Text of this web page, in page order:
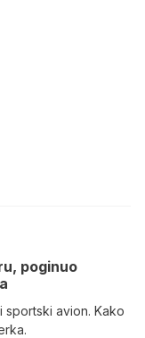
poginuo
sportski avion. Kako